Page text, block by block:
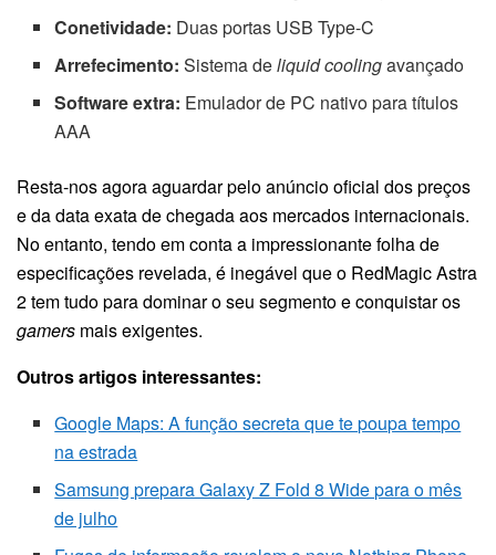
Conetividade: Duas portas USB Type-C
Arrefecimento: Sistema deliquid coolingavançado
Software extra: Emulador de PC nativo para títulos
AAA
Resta-nos agora aguardar pelo anúncio oficial dos preços
e da data exata de chegada aos mercados internacionais.
No entanto, tendo em conta a impressionante folha de
especificações revelada, é inegável que o RedMagic Astra
2 tem tudo para dominar o seu segmento e conquistar os
gamers mais exigentes.
Outros artigos interessantes:
Google Maps: A função secreta que te poupa tempo
na estrada
Samsung prepara Galaxy Z Fold 8 Wide para o mês
de julho